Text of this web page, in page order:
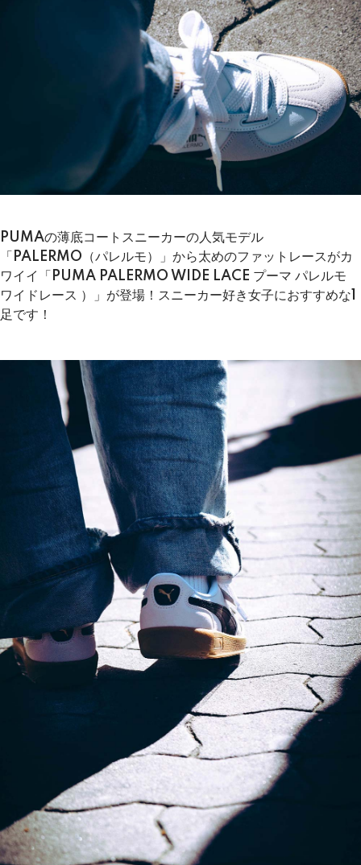
PUMAの薄底コートスニーカーの人気モデル
「PALERMO（パレルモ）」から太めのファットレースがカ
ワイイ「PUMA PALERMO WIDE LACE プーマ パレルモ
ワイドレース ）」が登場！スニーカー好き女子におすすめな1
足です！